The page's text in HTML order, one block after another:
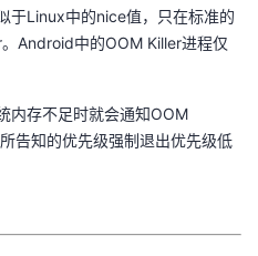
于Linux中的nice值，只在标准的
Android中的OOM Killer进程仅
内存不足时就会通知OOM
告知的优先级强制退出优先级低